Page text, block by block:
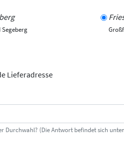
Segeberg
Lieferadresse
Durchwahl? (Die Antwort befindet sich